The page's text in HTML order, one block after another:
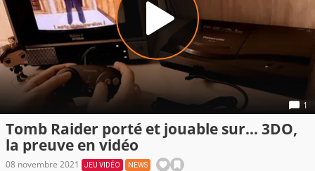
1
Tomb Raider porté et jouable sur... 3DO,
la preuve en vidéo
08 novembre 2021 JEU VIDÉO NEWS